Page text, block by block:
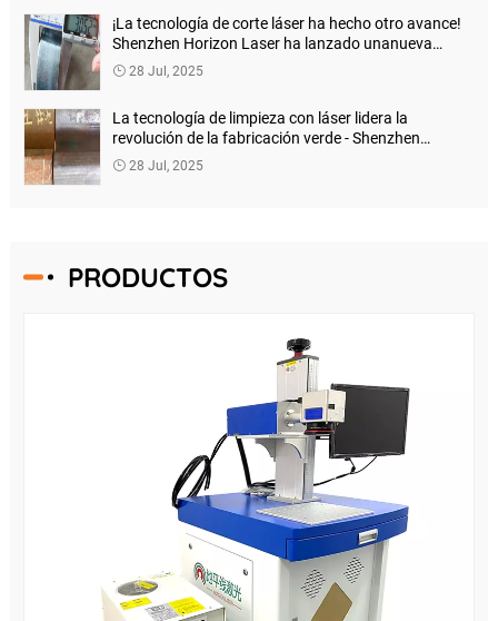
¡La tecnología de corte láser ha hecho otro avance!
Shenzhen Horizon Laser ha lanzado unanueva
generación de alto-Sistemas de corte inteligente de
precisión
28 Jul, 2025
La tecnología de limpieza con láser lidera la
revolución de la fabricación verde - Shenzhen
Horizon Laser lanza unanueva generación de
soluciones de limpieza inteligentes
28 Jul, 2025
PRODUCTOS